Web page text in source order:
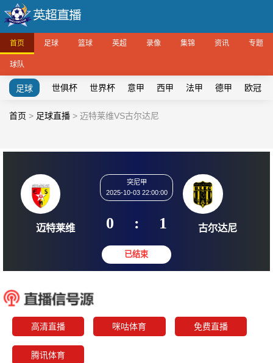
首页 足球 篮球 英超 录像 集锦 资讯 专题
球队
足球 世俱杯 世界杯 意甲 西甲 法甲 德甲 欧冠
首页 > 足球直播 > 迈特莱维VS古尔达尼
突尼甲
2025-10-03 22:00:00
0 : 1
高清直播 咪咕体育 免费直播
腾讯体育